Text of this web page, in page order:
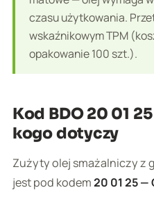
czasu użytkowania.
wskaźnikowym TPM
opakowanie 100 szt.).
Kod BDO 20 01
kogo dotyczy
Zużyty olej smażalniczy z
jest pod kodem20 01 25 —